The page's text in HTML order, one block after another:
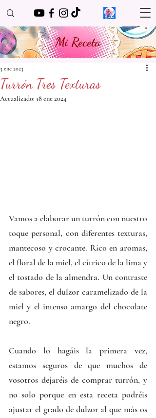
Mi Receta
Turrón Tres Texturas
3 ene 2023
Actualizado: 18 ene 2024
Vamos a elaborar un turrón con nuestro
toque personal, con diferentes texturas,
mantecoso y crocante. Rico en aromas,
el floral de la miel, el cítrico de la lima y
el tostado de la almendra. Un contraste
de sabores, el dulzor caramelizado de la
miel y el intenso amargo del chocolate
negro.
Cuando lo hagáis la primera vez,
estamos seguros de que muchos de
vosotros dejaréis de comprar turrón, y
no solo porque en esta receta podréis
ajustar el grado de dulzor al que más os